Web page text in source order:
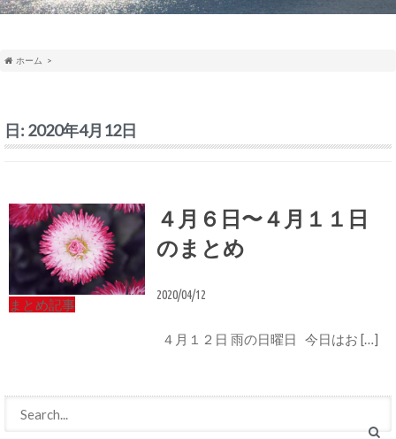
ホーム
日: 2020年4月12日
まとめ記事
４月６日〜４月１１日
のまとめ
2020/04/12
４月１２日 雨の日曜日 今日はお […]